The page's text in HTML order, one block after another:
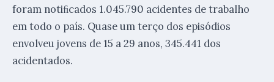
foram notiﬁcados 1.045.790 acidentes de trabalho
em todo o país. Quase um terço dos episódios
envolveu jovens de 15 a 29 anos, 345.441 dos
acidentados.